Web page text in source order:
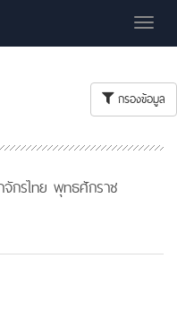
กรองข้อมูล
กรไทย พุทธศักราช